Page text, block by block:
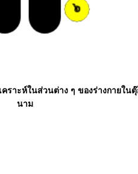
ราะห์ในส่วนต่าง ๆ ของร่างกายใน
นาม